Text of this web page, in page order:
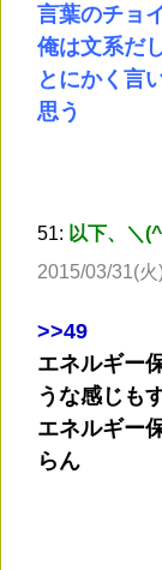
言葉のチョ
俺は文系だ
とにかく言
思う
51: 以下、＼
2015/03/31(
>>49
エネルギー
うな感じも
エネルギー
らん